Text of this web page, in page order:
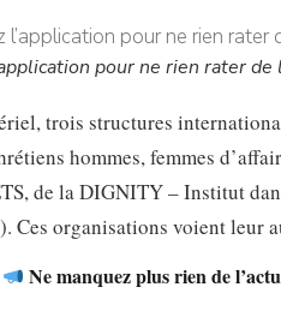
pour ne rien rater de
trois structures
hommes, femmes
de la DIGNITY – Institut
Ces organisations voient leur
Ne manquez plus rien de